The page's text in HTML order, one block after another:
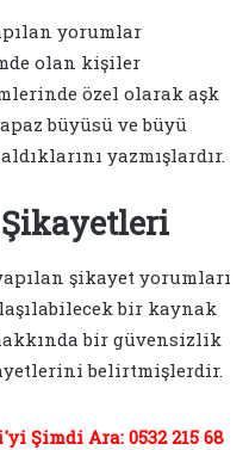
yorumlar
olan kişiler
özel olarak aşk
büyüsü ve büyü
yazmışlardır.
şikayet yorumları
bir kaynak
bir güvensizlik
belirtmişlerdir.
Şimdi Ara: 0532 215 68